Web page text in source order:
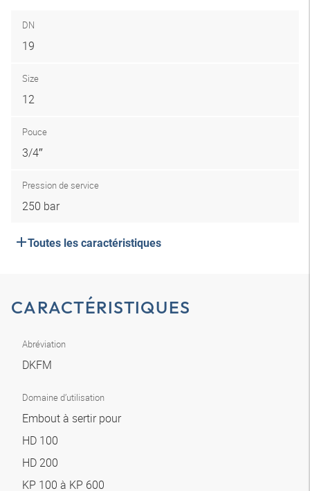
DN
19
Size
12
Pouce
3/4″
Pression de service
250 bar
Toutes les caractéristiques
CARACTÉRISTIQUES
Abréviation
DKFM
Domaine d’utilisation
Embout à sertir pour
HD 100
HD 200
KP 100 à KP 600